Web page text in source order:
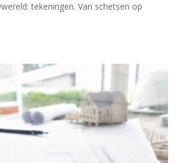
tekeningen. Van schetsen op